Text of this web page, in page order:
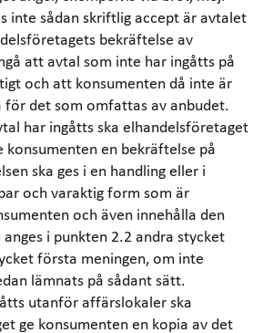
inte sådan skriftlig accept är avtalet
bekräftelse av
att avtal som inte har ingåtts på
och att konsumenten då inte är
för det som omfattas av anbudet.
har ingåtts ska elhandelsföretaget
konsumenten en bekräftelse på
ska ges i en handling eller i
och varaktig form som är
och även innehålla den
i punkten 2.2 andra stycket
första meningen, om inte
lämnats på sådant sätt.
utanför affärslokaler ska
ge konsumenten en kopia av det